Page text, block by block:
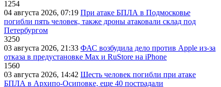
1254
04 августа 2026, 07:19 При атаке БПЛА в Подмосковье
погибли пять человек, также дроны атаковали склад под
Петербургом
3250
03 августа 2026, 21:33 ФАС возбудила дело против Apple из-за
отказа в предустановке Max и RuStore на iPhone
1560
03 августа 2026, 14:42 Шесть человек погибли при атаке
БПЛА в Архипо-Осиповке, еще 40 пострадали